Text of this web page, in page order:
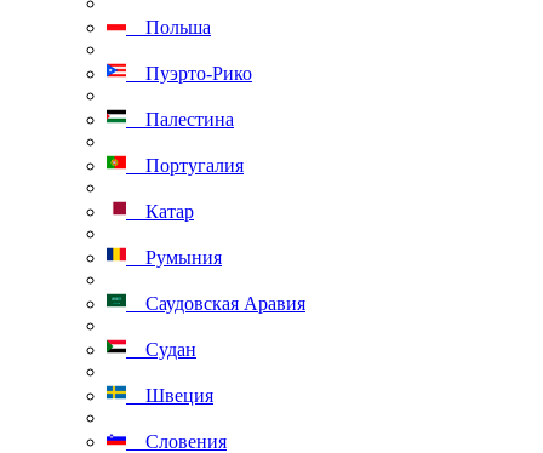
Польша
Пуэрто-Рико
Палестина
Португалия
Катар
Румыния
Саудовская Аравия
Судан
Швеция
Словения